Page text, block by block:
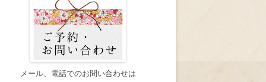
メール、電話でのお問い合わせは